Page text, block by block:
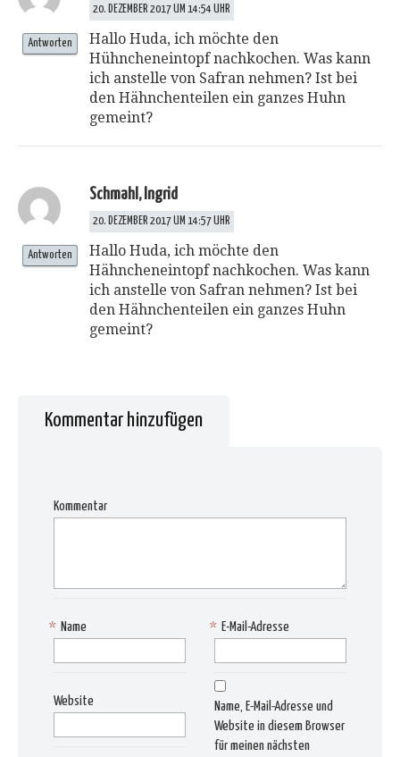
20. DEZEMBER 2017 UM 14:54 UHR
Hallo Huda, ich möchte den
Hühncheneintopf nachkochen. Was kann
ich anstelle von Safran nehmen? Ist bei
den Hähnchenteilen ein ganzes Huhn
gemeint?
Antworten
Schmahl, Ingrid
20. DEZEMBER 2017 UM 14:57 UHR
Hallo Huda, ich möchte den
Hähncheneintopf nachkochen. Was kann
ich anstelle von Safran nehmen? Ist bei
den Hähnchenteilen ein ganzes Huhn
gemeint?
Antworten
Kommentar hinzufügen
Kommentar
Name
* E-Mail-Adresse
*
Website
Name, E-Mail-Adresse und
Website in diesem Browser
für meinen nächsten